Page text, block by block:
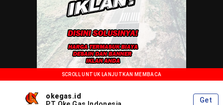
SCROLL UNTUK LANJUTKAN MEMBACA
okegas.id
Get